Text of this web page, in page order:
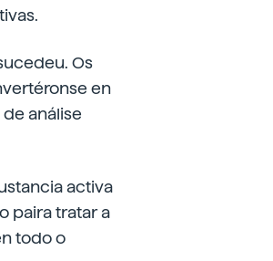
Os
en
análise
activa
paira tratar a
todo o